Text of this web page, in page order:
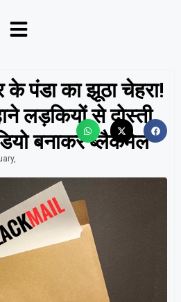
के पंडा का झूठा चेहरा!
लड़कियों से दोस्ती,
बनाकर ब्लैकमेल